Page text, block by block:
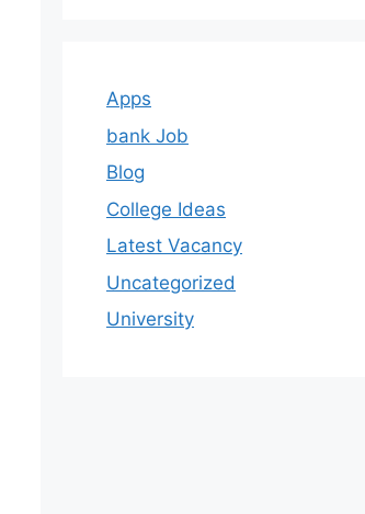
Apps
bank Job
Blog
College Ideas
Latest Vacancy
Uncategorized
University